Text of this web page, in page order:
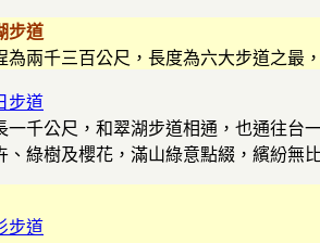
步道
為兩千三百公尺，長度為六大步道之最
步道
一千公尺，和翠湖步道相通，也通往台
、綠樹及櫻花，滿山綠意點綴，繽紛無
步道